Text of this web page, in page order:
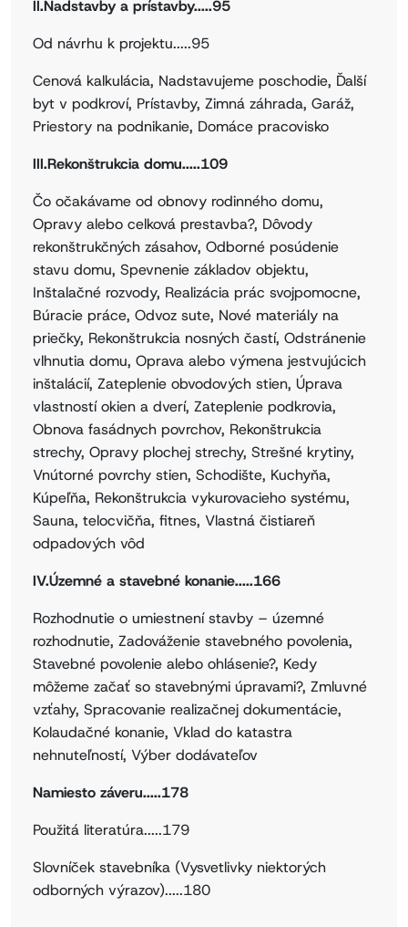
II.Nadstavby a prístavby.....95
Od návrhu k projektu.....95
Cenová kalkulácia, Nadstavujeme poschodie, Ďalší
byt v podkroví, Prístavby, Zimná záhrada, Garáž,
Priestory na podnikanie, Domáce pracovisko
III.Rekonštrukcia domu.....109
Čo očakávame od obnovy rodinného domu,
Opravy alebo celková prestavba?, Dôvody
rekonštrukčných zásahov, Odborné posúdenie
stavu domu, Spevnenie základov objektu,
Inštalačné rozvody, Realizácia prác svojpomocne,
Búracie práce, Odvoz sute, Nové materiály na
priečky, Rekonštrukcia nosných častí, Odstránenie
vlhnutia domu, Oprava alebo výmena jestvujúcich
inštalácií, Zateplenie obvodových stien, Úprava
vlastností okien a dverí, Zateplenie podkrovia,
Obnova fasádnych povrchov, Rekonštrukcia
strechy, Opravy plochej strechy, Strešné krytiny,
Vnútorné povrchy stien, Schodište, Kuchyňa,
Kúpeľňa, Rekonštrukcia vykurovacieho systému,
Sauna, telocvičňa, fitnes, Vlastná čistiareň
odpadových vôd
IV.Územné a stavebné konanie.....166
Rozhodnutie o umiestnení stavby – územné
rozhodnutie, Zadováženie stavebného povolenia,
Stavebné povolenie alebo ohlásenie?, Kedy
môžeme začať so stavebnými úpravami?, Zmluvné
vzťahy, Spracovanie realizačnej dokumentácie,
Kolaudačné konanie, Vklad do katastra
nehnuteľností, Výber dodávateľov
Namiesto záveru.....178
Použitá literatúra.....179
Slovníček stavebníka (Vysvetlivky niektorých
odborných výrazov).....180